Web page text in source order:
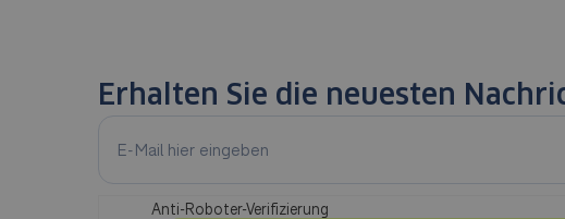
Erhalten Sie die neuesten
Anti-Roboter-Verifizierung